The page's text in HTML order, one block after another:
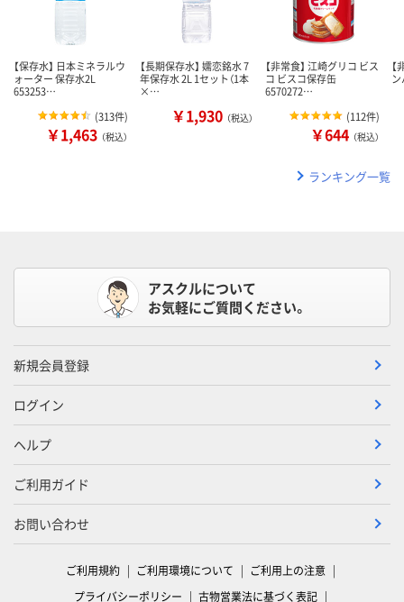
【保存水】 日本ミネラルウ
ォーター 保存水2L
653253…
(313件)
￥1,463 （税込）
【長期保存水】 嬬恋銘水 7
年保存水 2L 1セット（1本
×…
￥1,930 （税込）
【非常食】 江崎グリコ ビス
コ ビスコ保存缶
6570272…
(112件)
￥644 （税込）
ランキング一覧
アスクルについて
お気軽にご質問ください。
新規会員登録
ログイン
ヘルプ
ご利用ガイド
お問い合わせ
ご利用規約 ご利用環境について
ご利用上の注意
プライバシーポリシー
古物営業法に基づく表記